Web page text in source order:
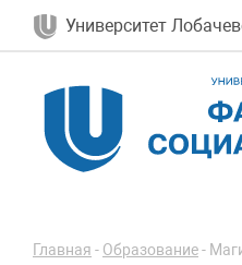
Университет
Главная - Образование-